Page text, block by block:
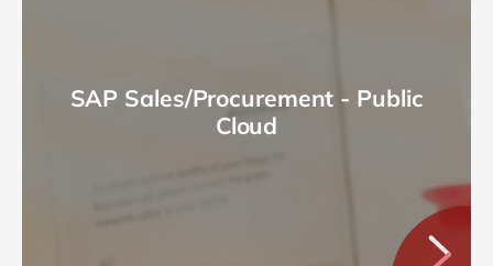
SAP Sales/Procurement - Public
Cloud